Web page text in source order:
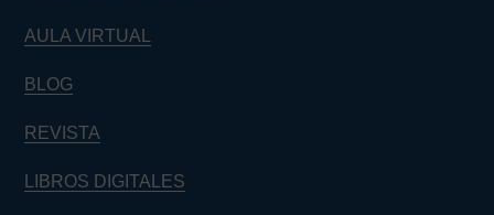
AULA VIRTUAL
BLOG
REVISTA
LIBROS DIGITALES